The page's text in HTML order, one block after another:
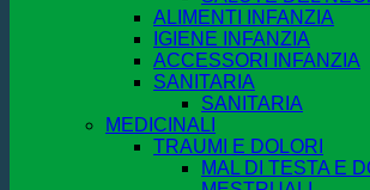
ALIMENTI INFANZIA
IGIENE INFANZIA
ACCESSORI INFANZIA
SANITARIA
SANITARIA
MEDICINALI
TRAUMI E DOLORI
MAL DI TESTA E